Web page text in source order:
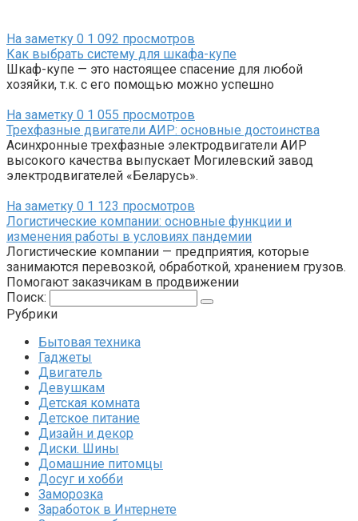
На заметку 0 1 092 просмотров
Как выбрать систему для шкафа-купе
Шкаф-купе — это настоящее спасение для любой
хозяйки, т.к. с его помощью можно успешно
На заметку 0 1 055 просмотров
Трехфазные двигатели АИР: основные достоинства
Асинхронные трехфазные электродвигатели АИР
высокого качества выпускает Могилевский завод
электродвигателей «Беларусь».
На заметку 0 1 123 просмотров
Логистические компании: основные функции и
изменения работы в условиях пандемии
Логистические компании — предприятия, которые
занимаются перевозкой, обработкой, хранением грузов.
Помогают заказчикам в продвижении
Поиск:
Рубрики
Бытовая техника
Гаджеты
Двигатель
Девушкам
Детская комната
Детское питание
Дизайн и декор
Диски. Шины
Домашние питомцы
Досуг и хобби
Заморозка
Заработок в Интернете